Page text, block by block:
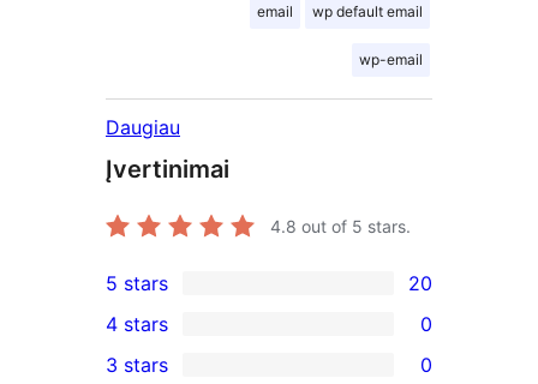
email wp default email
wp-email
Daugiau
Įvertinimai
4.8 out of 5 stars.
20
5-
star
5 stars 20
4-
4 stars 0
3 stars 0